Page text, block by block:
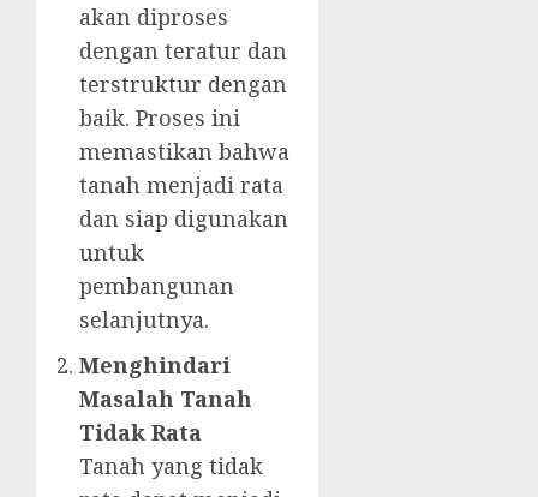
akan diproses
dengan teratur dan
terstruktur dengan
baik. Proses ini
memastikan bahwa
tanah menjadi rata
dan siap digunakan
untuk
pembangunan
selanjutnya.
Menghindari
Masalah Tanah
Tidak Rata
Tanah yang tidak